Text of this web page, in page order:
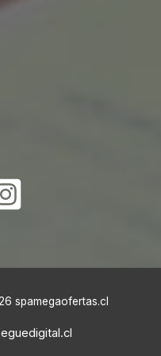
spamegaofertas.cl